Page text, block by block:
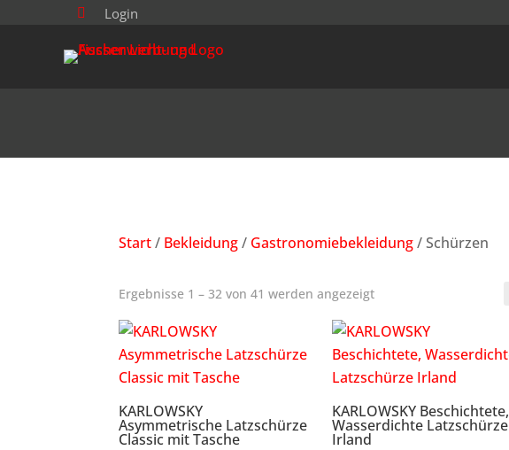
 Login
Start/ Bekleidung/ Gastronomiebekleidung/ Schürzen
Ergebnisse 1 – 32 von 41 werden angezeigt
KARLOWSKY
Asymmetrische Latzschürze
Classic mit Tasche
KARLOWSKY Beschichtete,
Wasserdichte Latzschürze
Irland